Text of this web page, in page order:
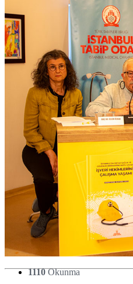
1110Okunma